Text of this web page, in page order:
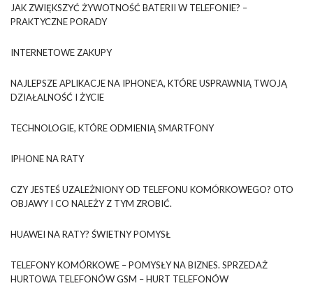
JAK ZWIĘKSZYĆ ŻYWOTNOŚĆ BATERII W TELEFONIE? –
PRAKTYCZNE PORADY
INTERNETOWE ZAKUPY
NAJLEPSZE APLIKACJE NA IPHONE’A, KTÓRE USPRAWNIĄ TWOJĄ
DZIAŁALNOŚĆ I ŻYCIE
TECHNOLOGIE, KTÓRE ODMIENIĄ SMARTFONY
IPHONE NA RATY
CZY JESTEŚ UZALEŻNIONY OD TELEFONU KOMÓRKOWEGO? OTO
OBJAWY I CO NALEŻY Z TYM ZROBIĆ.
HUAWEI NA RATY? ŚWIETNY POMYSŁ
TELEFONY KOMÓRKOWE – POMYSŁY NA BIZNES. SPRZEDAŻ
HURTOWA TELEFONÓW GSM – HURT TELEFONÓW